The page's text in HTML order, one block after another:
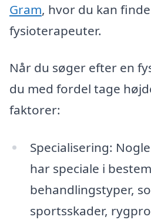
Gram, hvor du kan
fysioterapeuter.
Når du søger efter en
du med fordel tage
faktorer:
Specialisering:
har speciale i
behandlingstyper,
sportsskader,